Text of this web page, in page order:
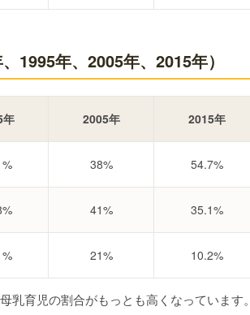
1995年、2005年、2015年）
年 2005年 2015年
38% 54.7%
41% 35.1%
21% 10.2%
乳育児の割合がもっとも高くなっています